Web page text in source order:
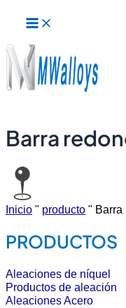
contenido
principal
Barra
Inicio " producto " Barra
PRODUCTOS
Aleaciones de níquel
Productos de aleación
Aleaciones Acero